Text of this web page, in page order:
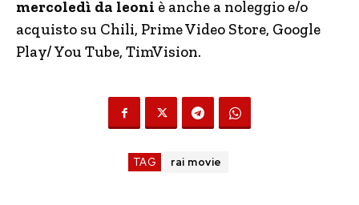
mercoledì da leoni è anche a noleggio e/o
acquisto su Chili, Prime Video Store, Google
Play/ You Tube, TimVision.
TAG rai movie